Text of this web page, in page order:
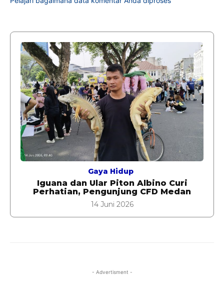
Gaya Hidup
Iguana dan Ular Piton Albino Curi
Perhatian, Pengunjung CFD Medan
14 Juni 2026
- Advertisment -